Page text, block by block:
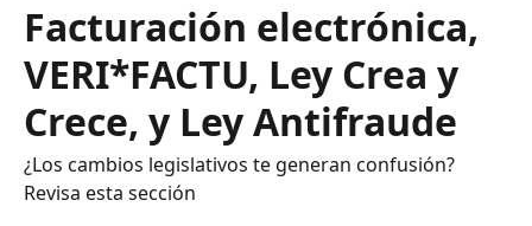
Facturación electrónica,
VERI*FACTU, Ley Crea y
Crece, y Ley Antifraude
¿Los cambios legislativos te generan confusión?
Revisa esta sección